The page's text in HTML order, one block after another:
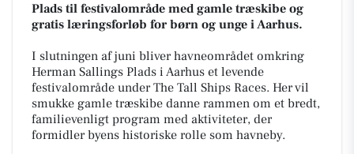
Plads til festivalområde med gamle træskibe og
gratis læringsforløb for børn og unge i Aarhus.
I slutningen af juni bliver havneområdet omkring
Herman Sallings Plads i Aarhus et levende
festivalområde under The Tall Ships Races. Her vil
smukke gamle træskibe danne rammen om et bredt,
familievenligt program med aktiviteter, der
formidler byens historiske rolle som havneby.